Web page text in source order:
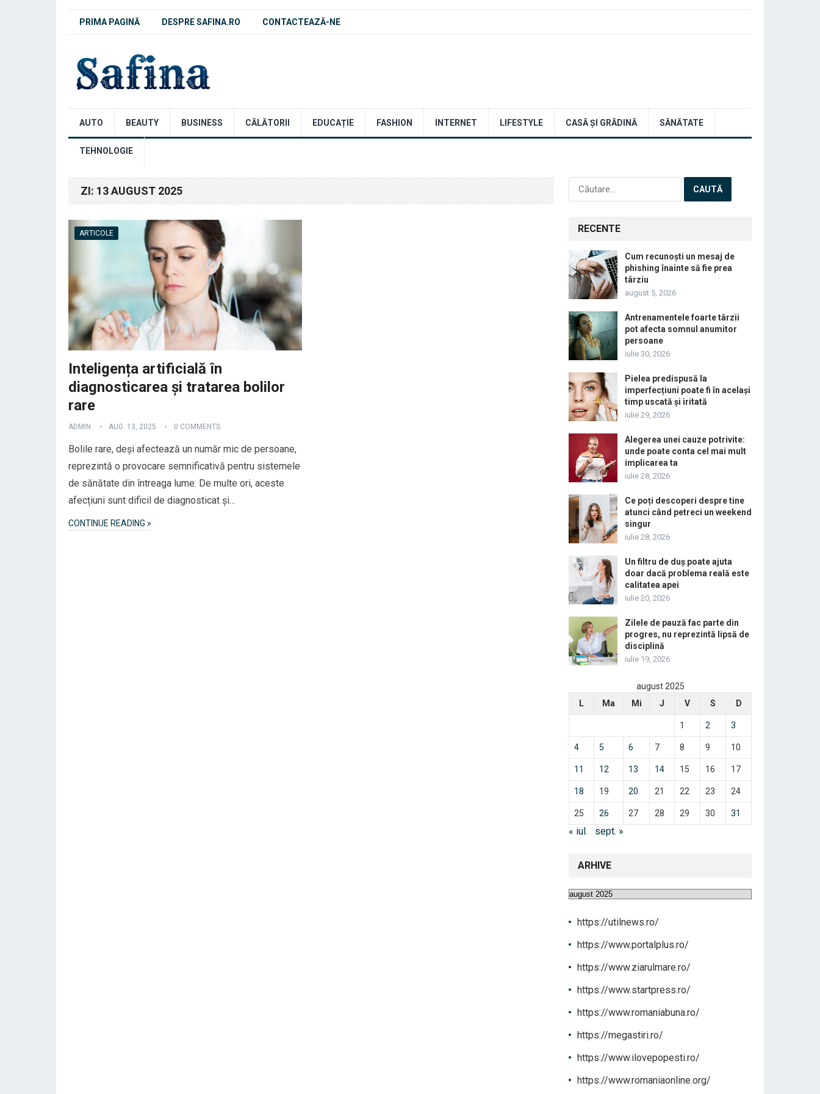
PRIMA PAGINĂ DESPRE SAFINA.RO CONTACTEAZĂ-NE
AUTO BEAUTY BUSINESS CĂLĂTORII EDUCAȚIE FASHION INTERNET LIFESTYLE CASĂ ȘI GRĂDINĂ SĂNĂTATE
TEHNOLOGIE
ZI: 13 AUGUST 2025
ARTICOLE
Inteligența artificială în
diagnosticarea și tratarea bolilor
rare
ADMIN AUG. 13, 2025 0 COMMENTS
Bolile rare, deși afectează un număr mic de persoane,
reprezintă o provocare semnificativă pentru sistemele
de sănătate din întreaga lume. De multe ori, aceste
afecțiuni sunt dificil de diagnosticat și…
CONTINUE READING »
Caută
după:
RECENTE
Cum recunoști un mesaj de
phishing înainte să fie prea
târziu
august 5, 2026
Antrenamentele foarte târzii
pot afecta somnul anumitor
persoane
iulie 30, 2026
Pielea predispusă la
imperfecțiuni poate fi în același
timp uscată și iritată
iulie 29, 2026
Alegerea unei cauze potrivite:
unde poate conta cel mai mult
implicarea ta
iulie 28, 2026
Ce poți descoperi despre tine
atunci când petreci un weekend
singur
iulie 28, 2026
Un filtru de duș poate ajuta
doar dacă problema reală este
calitatea apei
iulie 20, 2026
Zilele de pauză fac parte din
progres, nu reprezintă lipsă de
disciplină
iulie 19, 2026
august 2025
L
Ma Mi J V S D
1 2 3
4 5 6 7 8 9 10
11 12 13 14 15 16 17
18 19 20 21 22 23 24
25 26 27 28 29 30 31
« iul. sept. »
ARHIVE
Arhive
https://utilnews.ro/
https://www.portalplus.ro/
https://www.ziarulmare.ro/
https://www.startpress.ro/
https://www.romaniabuna.ro/
https://megastiri.ro/
https://www.ilovepopesti.ro/
https://www.romaniaonline.org/